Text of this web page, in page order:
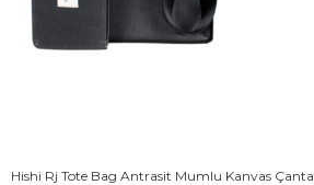
Hishi Rj Tote Bag Antrasit Mumlu Kanvas Çanta